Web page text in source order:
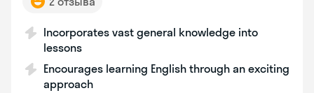
Incorporates vast general knowledge into
lessons
Encourages learning English through an exciting
approach